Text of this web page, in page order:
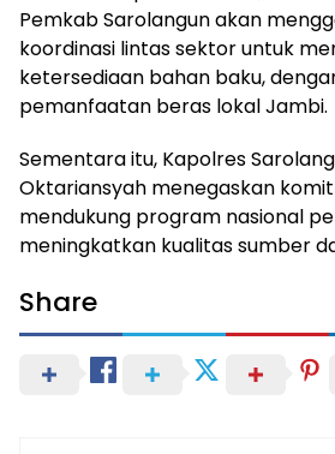
Pemkab Sarolangun akan
koordinasi lintas sektor untuk
ketersediaan bahan baku,
pemanfaatan beras lokal Jambi.
Sementara itu, Kapolres
Oktariansyah menegaskan
mendukung program nasional
meningkatkan kualitas sumber
Share